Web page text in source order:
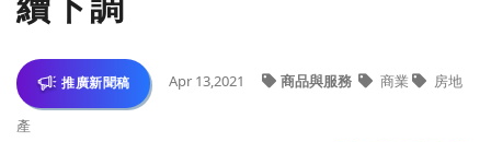
推廣新聞稿 Apr 13,2021 商品與服務 商業 房地
產